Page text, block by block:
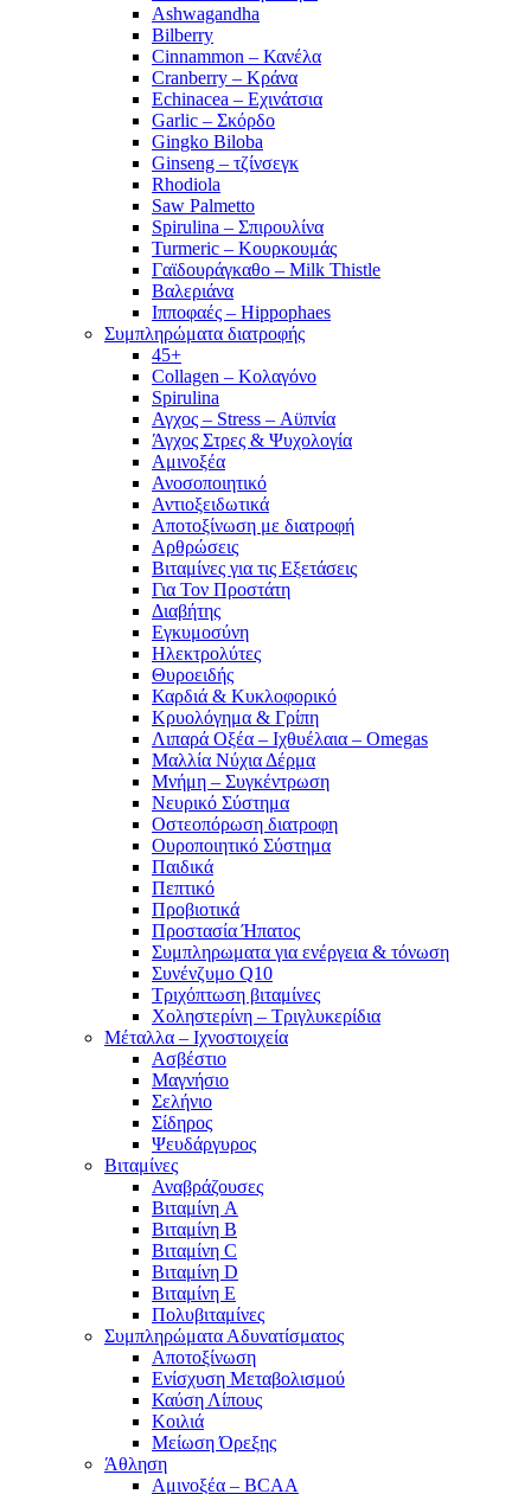
Ashwagandha
Bilberry
Cinnammon – Κανέλα
Cranberry – Κράνα
Echinacea – Εχινάτσια
Garlic – Σκόρδο
Gingko Biloba
Ginseng – τζίνσεγκ
Rhodiola
Saw Palmetto
Spirulina – Σπιρουλίνα
Turmeric – Κουρκουμάς
Γαϊδουράγκαθο – Milk Thistle
Βαλεριάνα
Ιπποφαές – Hippophaes
Συμπληρώματα διατροφής
45+
Collagen – Κολαγόνο
Spirulina
Αγχος – Stress – Αϋπνία
Άγχος Στρες & Ψυχολογία
Αμινοξέα
Ανοσοποιητικό
Αντιοξειδωτικά
Αποτοξίνωση με διατροφή
Αρθρώσεις
Βιταμίνες για τις Εξετάσεις
Για Τον Προστάτη
Διαβήτης
Εγκυμοσύνη
Ηλεκτρολύτες
Θυροειδής
Καρδιά & Κυκλοφορικό
Κρυολόγημα & Γρίπη
Λιπαρά Οξέα – Ιχθυέλαια – Omegas
Μαλλία Νύχια Δέρμα
Μνήμη – Συγκέντρωση
Νευρικό Σύστημα
Οστεοπόρωση διατροφη
Ουροποιητικό Σύστημα
Παιδικά
Πεπτικό
Προβιοτικά
Προστασία Ήπατος
Συμπληρωματα για ενέργεια & τόνωση
Συνένζυμο Q10
Τριχόπτωση βιταμίνες
Χοληστερίνη – Τριγλυκερίδια
Μέταλλα – Ιχνοστοιχεία
Ασβέστιο
Μαγνήσιο
Σελήνιο
Σίδηρος
Ψευδάργυρος
Βιταμίνες
Αναβράζουσες
Βιταμίνη A
Βιταμίνη B
Βιταμίνη C
Βιταμίνη D
Βιταμίνη E
Πολυβιταμίνες
Συμπληρώματα Αδυνατίσματος
Αποτοξίνωση
Ενίσχυση Μεταβολισμού
Καύση Λίπους
Κοιλιά
Μείωση Όρεξης
Άθληση
Αμινοξέα – BCAA